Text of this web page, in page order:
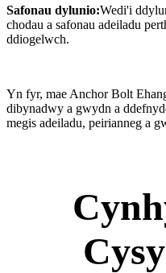
Safonau dylunio:Wedi'i
chodau a safonau adeiladu
ddiogelwch.
Yn fyr, mae Anchor Bolt
dibynadwy a gwydn a
megis adeiladu, peirianneg a